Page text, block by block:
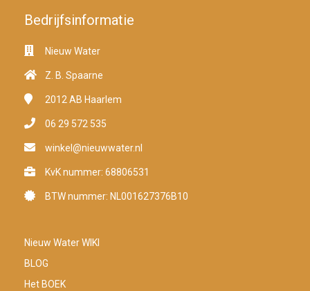
Bedrijfsinformatie
Nieuw Water
Z. B. Spaarne
2012 AB Haarlem
06 29 572 535
winkel@nieuwwater.nl
KvK nummer: 68806531
BTW nummer: NL001627376B10
Nieuw Water WIKI
BLOG
Het BOEK